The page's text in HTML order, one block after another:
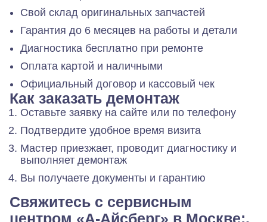
Свой склад оригинальных запчастей
Гарантия до 6 месяцев на работы и детали
Диагностика бесплатно при ремонте
Оплата картой и наличными
Официальный договор и кассовый чек
Как заказать демонтаж
Оставьте заявку на сайте или по телефону
Подтвердите удобное время визита
Мастер приезжает, проводит диагностику и
выполняет демонтаж
Вы получаете документы и гарантию
Свяжитесь с сервисным
центром «А-Айсберг» в Москве:.